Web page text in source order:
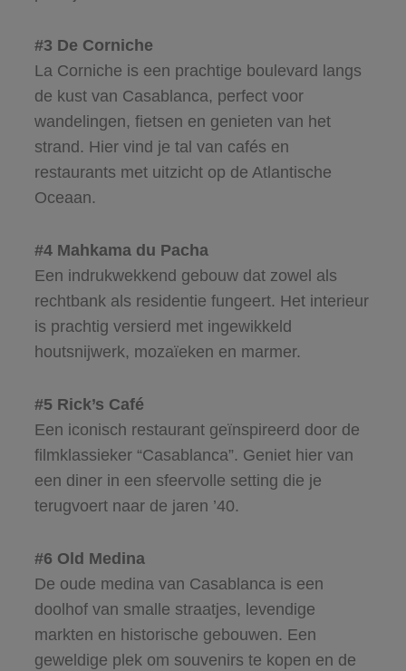
#3 De Corniche
La Corniche is een prachtige boulevard langs
de kust van Casablanca, perfect voor
wandelingen, fietsen en genieten van het
strand. Hier vind je tal van cafés en
restaurants met uitzicht op de Atlantische
Oceaan.
#4 Mahkama du Pacha
Een indrukwekkend gebouw dat zowel als
rechtbank als residentie fungeert. Het interieur
is prachtig versierd met ingewikkeld
houtsnijwerk, mozaïeken en marmer.
#5 Rick’s Café
Een iconisch restaurant geïnspireerd door de
filmklassieker “Casablanca”. Geniet hier van
een diner in een sfeervolle setting die je
terugvoert naar de jaren ’40.
#6 Old Medina
De oude medina van Casablanca is een
doolhof van smalle straatjes, levendige
markten en historische gebouwen. Een
geweldige plek om souvenirs te kopen en de